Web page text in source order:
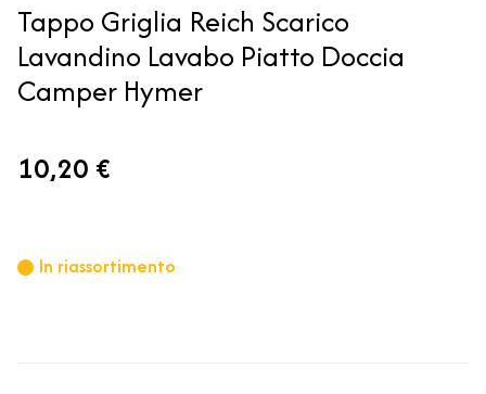
Tappo Griglia Reich Scarico
Lavandino Lavabo Piatto Doccia
Camper Hymer
10,20 €
In riassortimento